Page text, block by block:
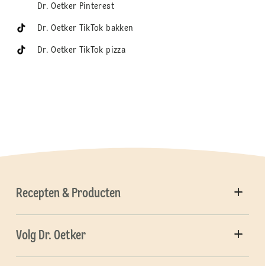
Dr. Oetker Pinterest
Dr. Oetker TikTok bakken
Dr. Oetker TikTok pizza
Recepten & Producten
Volg Dr. Oetker